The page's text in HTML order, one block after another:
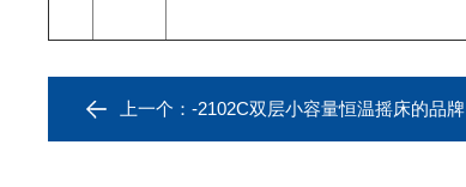
上一个： -2102C双层小容量恒温摇床的品牌